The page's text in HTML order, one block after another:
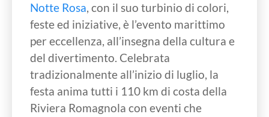
Notte Rosa, con il suo turbinio di colori,
feste ed iniziative, è l’evento marittimo
per eccellenza, all’insegna della cultura e
del divertimento. Celebrata
tradizionalmente all’inizio di luglio, la
festa anima tutti i 110 km di costa della
Riviera Romagnola con eventi che